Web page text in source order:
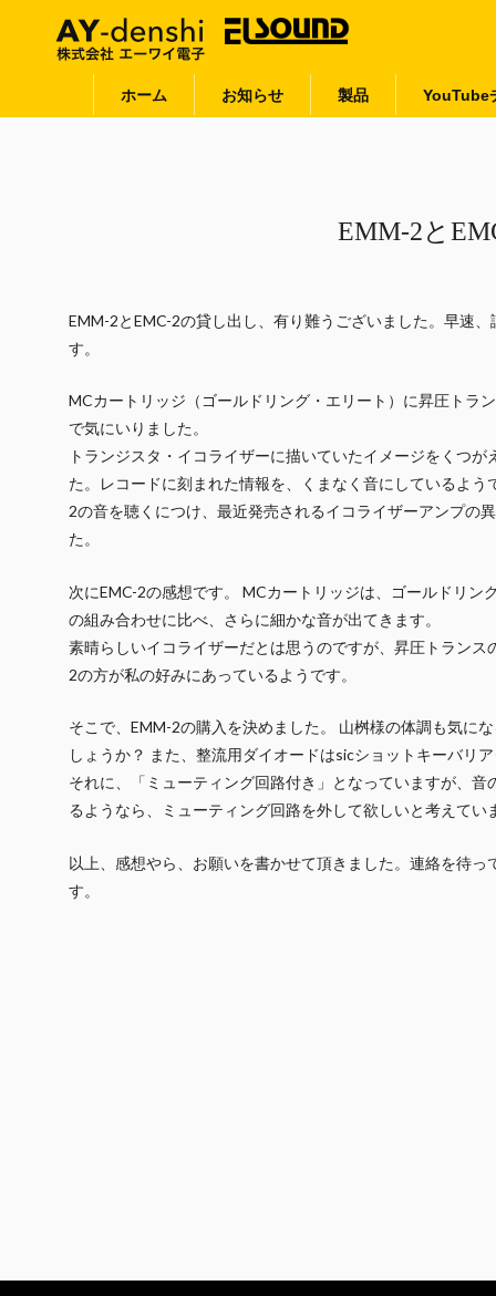
ホーム お知らせ 製品 YouTube
EMM-2と
EMM-2とEMC-2の貸し出し、有り難うございました。早速
す。
MCカートリッジ（ゴールドリング・エリート）に昇圧トラ
で気にいりました。
トランジスタ・イコライザーに描いていたイメージをくつ
た。レコードに刻まれた情報を、くまなく音にしているよ
2の音を聴くにつけ、最近発売されるイコライザーアンプの
た。
次にEMC-2の感想です。 MCカートリッジは、ゴールドリン
の組み合わせに比べ、さらに細かな音が出てきます。
素晴らしいイコライザーだとは思うのですが、昇圧トラン
2の方が私の好みにあっているようです。
そこで、EMM-2の購入を決めました。 山桝様の体調も気に
しょうか？ また、整流用ダイオードはsicショットキーバリ
それに、「ミューティング回路付き」となっていますが、
るようなら、ミューティング回路を外して欲しいと考えてい
以上、感想やら、お願いを書かせて頂きました。連絡を待
す。